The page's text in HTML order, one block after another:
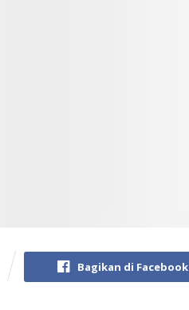
Bagikan di Facebook